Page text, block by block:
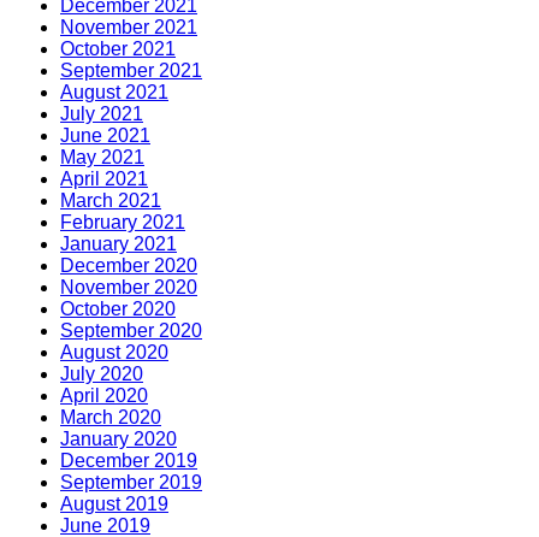
December 2021
November 2021
October 2021
September 2021
August 2021
July 2021
June 2021
May 2021
April 2021
March 2021
February 2021
January 2021
December 2020
November 2020
October 2020
September 2020
August 2020
July 2020
April 2020
March 2020
January 2020
December 2019
September 2019
August 2019
June 2019